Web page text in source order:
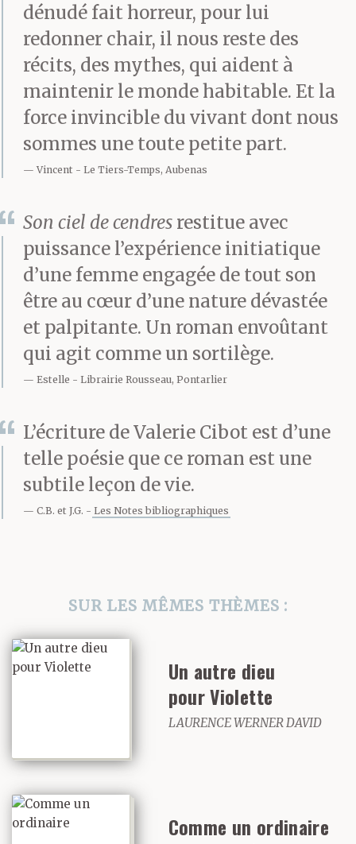
Fibres emmêlées,
teintes délavées, usure
de bouts de fils enroulés
sur eux-mêmes. Par
trois, elles tressent les
brins qu’elles
accrocheront à tes
cheveux. On dirait
qu’elles ont fait cela des
dizaines de fois. Leurs
carrures épaisses, leurs
mains rugueuses
empoignent, serrent,
nouent, déplacent, de la
même manière qu’elles
s’occupent des juments
craintes d’empoigner le
monde, quitte à
dénudé fait horreur, pour lui
redonner chair, il nous reste des
récits, des mythes, qui aident à
maintenir le monde habitable. Et la
force invincible du vivant dont nous
sommes une toute petite part.
Vincent Le Tiers-Temps, Aubenas
Son ciel de cendres restitue avec
puissance l’expérience initiatique
d’une femme engagée de tout son
être au cœur d’une nature dévastée
et palpitante. Un roman envoûtant
qui agit comme un sortilège.
Estelle Librairie Rousseau, Pontarlier
L’écriture de Valerie Cibot est d’une
telle poésie que ce roman est une
subtile leçon de vie.
C.B. et J.G. Les Notes bibliographiques
SUR LES MÊMES THÈMES :
Un autre dieu
pour Violette
LAURENCE WERNER DAVID
Comme un ordinaire